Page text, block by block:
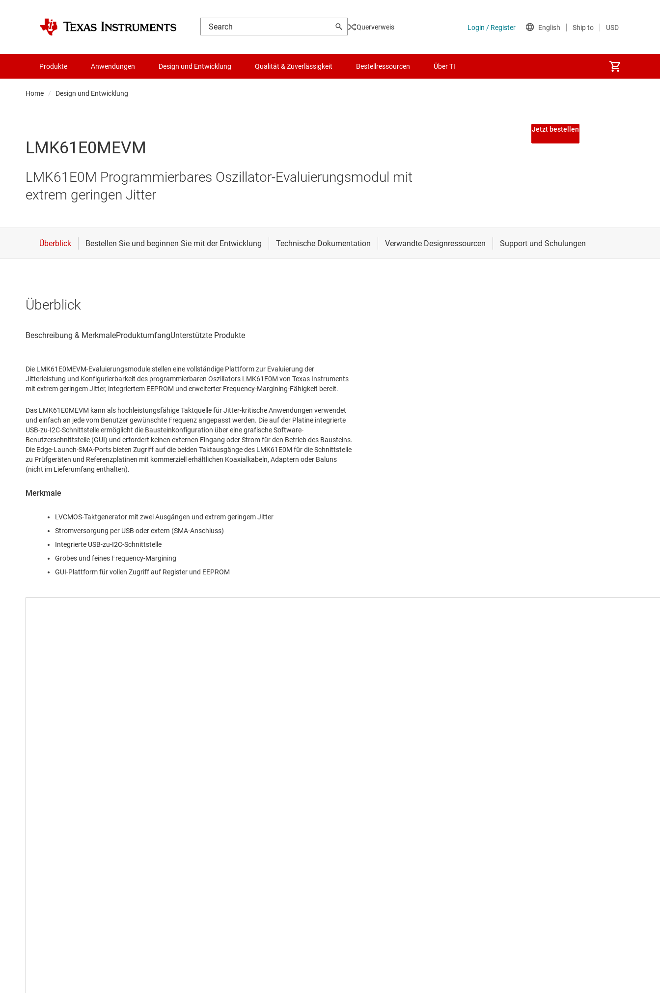
Querverweis
Produkte Anwendungen Design und Entwicklung Qualität & Zuverlässigkeit Bestellressourcen Über TI
Home Design und Entwicklung
LMK61E0MEVM
LMK61E0M Programmierbares Oszillator-Evaluierungsmodul mit
extrem geringen Jitter
Jetzt bestellen
Überblick
Die LMK61E0MEVM-Evaluierungsmodule stellen eine vollständige Plattform zur Evaluierung der
Jitterleistung und Konfigurierbarkeit des programmierbaren Oszillators LMK61E0M von Texas Instruments
mit extrem geringem Jitter, integriertem EEPROM und erweiterter Frequency-Margining-Fähigkeit bereit.
Das LMK61E0MEVM kann als hochleistungsfähige Taktquelle für Jitter-kritische Anwendungen verwendet
und einfach an jede vom Benutzer gewünschte Frequenz angepasst werden. Die auf der Platine integrierte
USB-zu-I2C-Schnittstelle ermöglicht die Bausteinkonfiguration über eine grafische Software-
Benutzerschnittstelle (GUI) und erfordert keinen externen Eingang oder Strom für den Betrieb des Bausteins.
Die Edge-Launch-SMA-Ports bieten Zugriff auf die beiden Taktausgänge des LMK61E0M für die Schnittstelle
zu Prüfgeräten und Referenzplatinen mit kommerziell erhältlichen Koaxialkabeln, Adaptern oder Baluns
(nicht im Lieferumfang enthalten).
Merkmale
LVCMOS-Taktgenerator mit zwei Ausgängen und extrem geringem Jitter
Stromversorgung per USB oder extern (SMA-Anschluss)
Integrierte USB-zu-I2C-Schnittstelle
Grobes und feines Frequency-Margining
GUI-Plattform für vollen Zugriff auf Register und EEPROM